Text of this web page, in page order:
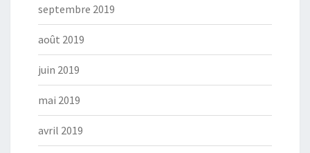
septembre 2019
août 2019
juin 2019
mai 2019
avril 2019